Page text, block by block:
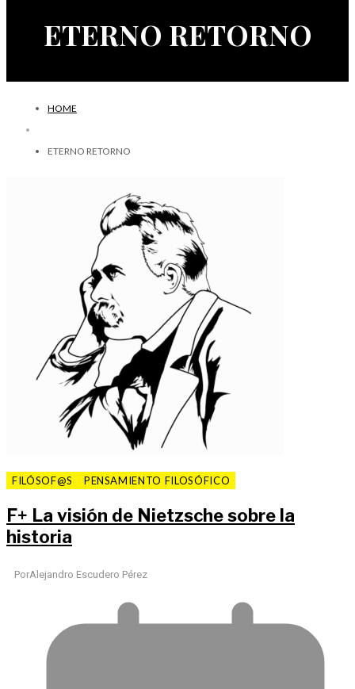
ETERNO RETORNO
HOME
ETERNO RETORNO
FILÓSOF@S PENSAMIENTO FILOSÓFICO
F+ La visión de Nietzsche sobre la
historia
PorAlejandro Escudero Pérez